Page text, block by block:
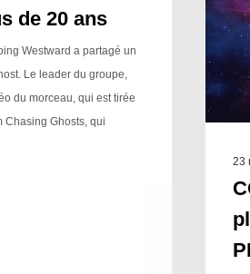
de 20 ans
Westward a partagé un
Le leader du groupe,
du morceau, qui est tirée
Chasing Ghosts, qui
23